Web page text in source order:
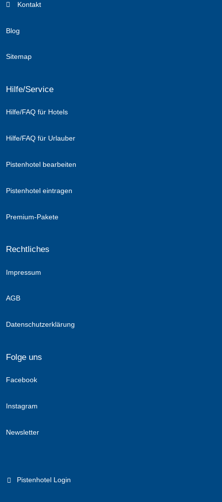
Kontakt
Blog
Sitemap
Hilfe/Service
Hilfe/FAQ für Hotels
Hilfe/FAQ für Urlauber
Pistenhotel bearbeiten
Pistenhotel eintragen
Premium-Pakete
Rechtliches
Impressum
AGB
Datenschutzerklärung
Folge uns
Facebook
Instagram
Newsletter
Pistenhotel Login